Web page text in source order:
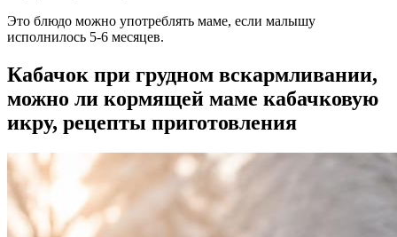
Это блюдо можно употреблять маме, если малышу
исполнилось 5-6 месяцев.
Кабачок при грудном вскармливании,
можно ли кормящей маме кабачковую
икру, рецепты приготовления